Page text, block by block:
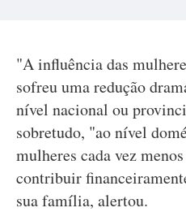
"A influência das
sofreu uma redução
nível nacional ou
sobretudo, "ao nível
mulheres cada vez
contribuir
sua família, alertou.